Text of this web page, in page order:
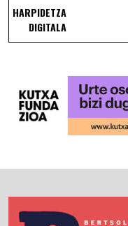
HARPIDETZA
DIGITALA